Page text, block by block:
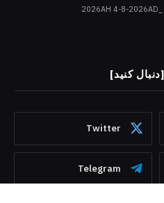
کنید]
Twitter
Telegram